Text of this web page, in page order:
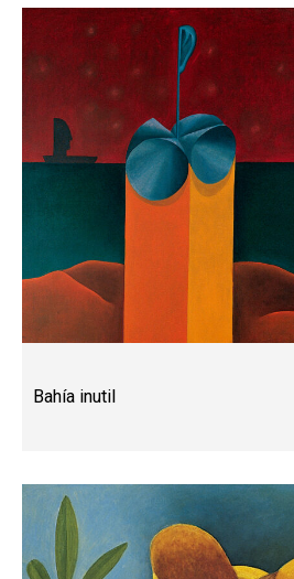
Bahía inutil